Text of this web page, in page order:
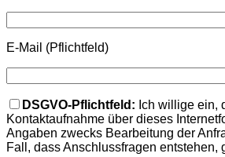
Bitte lasse dieses Feld leer.
E-Mail (Pflichtfeld)
DSGVO-Pflichtfeld: Ich willige ein,
Kontaktaufnahme über dieses
Angaben zwecks Bearbeitung der
Fall, dass Anschlussfragen entstehen,